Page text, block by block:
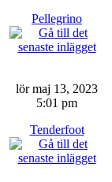
Pellegrino
lör maj 13, 2023
5:01 pm
Tenderfoot